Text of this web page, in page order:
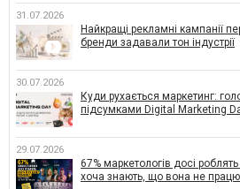
31.07.2026
Найкращі рекламні кампанії
бренди задавали тон індустрії
30.07.2026
Куди рухається маркетинг:
підсумками Digital Marketing
29.07.2026
67% маркетологів досі
хоча знають, що вона не